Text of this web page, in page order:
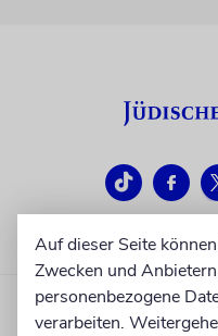
Auf dieser Seite
Zwecken und
personenbezogene
verarbeiten.